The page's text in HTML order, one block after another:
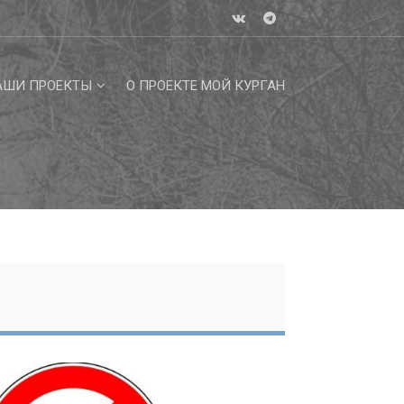
ПРОЕКТЫ О ПРОЕКТЕ МОЙ КУРГАН